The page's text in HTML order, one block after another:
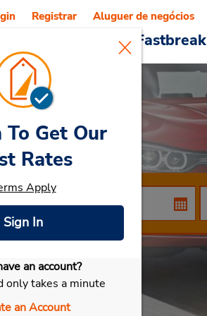
e serviços Fastbreak
Registrar Aluguer de negócios
Florence
meu carro
To Get Our
Rates
Apply
Sign In
an account?
only takes a minute
an Account